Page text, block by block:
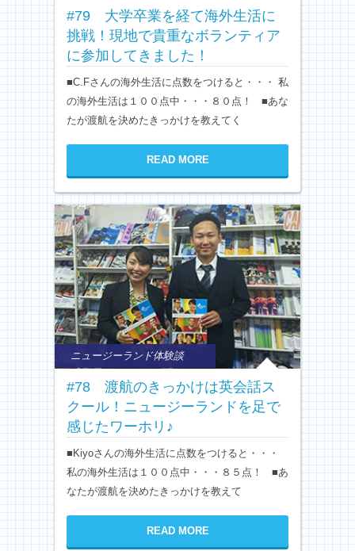
#79 大学卒業を経て海外生活に
挑戦！現地で貴重なボランティア
に参加してきました！
■C.Fさんの海外生活に点数をつけると・・・ 私
の海外生活は１００点中・・・８０点！ ■あな
たが渡航を決めたきっかけを教えてく
READ MORE
ニュージーランド体験談
#78 渡航のきっかけは英会話ス
クール！ニュージーランドを足で
感じたワーホリ♪
■Kiyoさんの海外生活に点数をつけると・・・
私の海外生活は１００点中・・・８５点！ ■あ
なたが渡航を決めたきっかけを教えて
READ MORE